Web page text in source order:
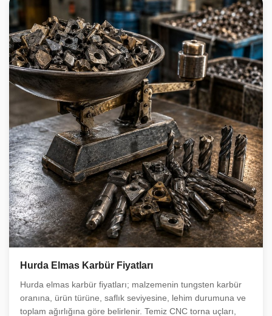
Hurda Elmas Karbür Fiyatları
Hurda elmas karbür fiyatları; malzemenin tungsten karbür
oranına, ürün türüne, saflık seviyesine, lehim durumuna ve
toplam ağırlığına göre belirlenir. Temiz CNC torna uçları,